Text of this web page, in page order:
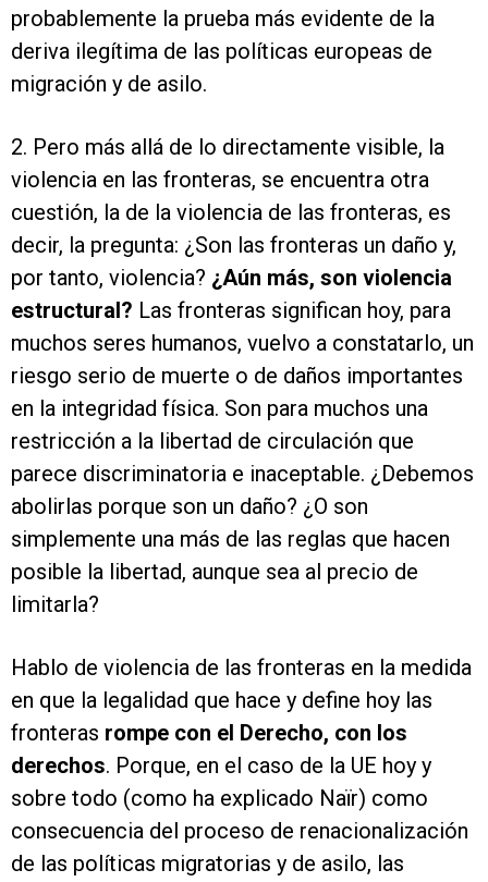
probablemente la prueba más evidente de la
deriva ilegítima de las políticas europeas de
migración y de asilo.
2. Pero más allá de lo directamente visible, la
violencia en las fronteras, se encuentra otra
cuestión, la de la violencia de las fronteras, es
decir, la pregunta: ¿Son las fronteras un daño y,
por tanto, violencia? ¿Aún más, son violencia
estructural? Las fronteras significan hoy, para
muchos seres humanos, vuelvo a constatarlo, un
riesgo serio de muerte o de daños importantes
en la integridad física. Son para muchos una
restricción a la libertad de circulación que
parece discriminatoria e inaceptable. ¿Debemos
abolirlas porque son un daño? ¿O son
simplemente una más de las reglas que hacen
posible la libertad, aunque sea al precio de
limitarla?
Hablo de violencia de las fronteras en la medida
en que la legalidad que hace y define hoy las
fronteras rompe con el Derecho, con los
derechos. Porque, en el caso de la UE hoy y
sobre todo (como ha explicado Naïr) como
consecuencia del proceso de renacionalización
de las políticas migratorias y de asilo, las